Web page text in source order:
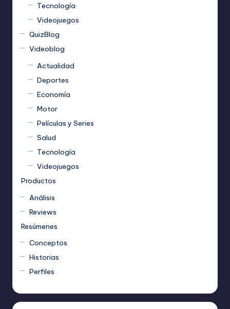
Tecnología
Videojuegos
QuizBlog
Videoblog
Actualidad
Deportes
Economía
Motor
Películas y Series
Salud
Tecnología
Videojuegos
Productos
Análisis
Reviews
Resúmenes
Conceptos
Historias
Perfiles